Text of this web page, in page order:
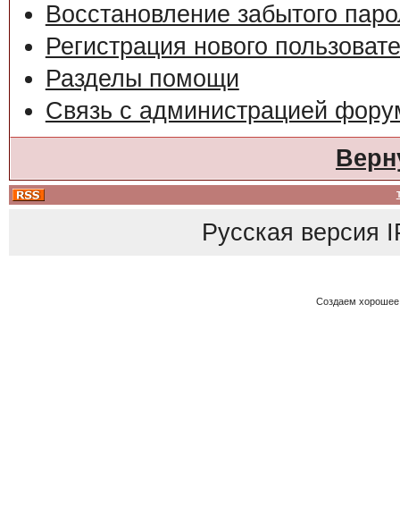
Восстановление забытого
Регистрация нового
Разделы помощи
Связь с администрацией
Русская версия
Создаем